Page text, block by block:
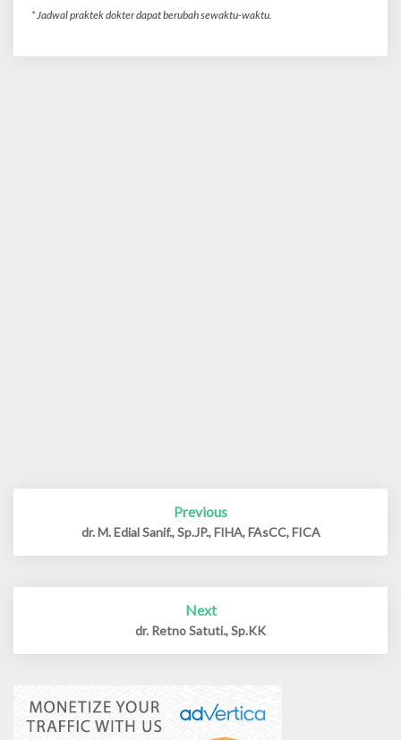
* Jadwal praktek dokter dapat berubah sewaktu-waktu.
navigation
Previous
dr. M. Edial Sanif., Sp.JP., FIHA, FAsCC, FICA
Next
dr. Retno Satuti., Sp.KK